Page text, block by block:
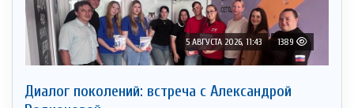
5 АВГУСТА 2026, 11:43 1389
Диалог поколений: встреча с Александрой